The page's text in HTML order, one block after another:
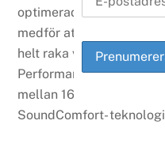
optimerade placeringen
medför att blocken nu
helt raka vilket ger
Performance SUV finns
mellan 16 och 21 tum,
SoundComfort-